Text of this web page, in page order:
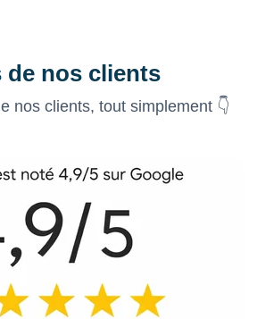
de nos clients
nos clients, tout simplement 👇